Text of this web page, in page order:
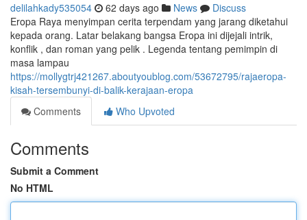
delilahkady535054 62 days ago News
Discuss
Eropa Raya menyimpan cerita terpendam yang jarang diketahui
kepada orang. Latar belakang bangsa Eropa ini dijejali intrik,
konflik , dan roman yang pelik . Legenda tentang pemimpin di
masa lampau
https://mollygtrj421267.aboutyoublog.com/53672795/rajaeropa-
kisah-tersembunyi-di-balik-kerajaan-eropa
Comments
Who Upvoted
Comments
Submit a Comment
No HTML